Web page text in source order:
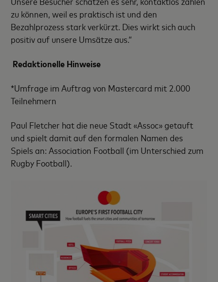
zu können, weil es praktisch ist und den
Bezahlprozess stark verkürzt. Dies wirkt sich auch
positiv auf unsere Umsätze aus.“
Redaktionelle Hinweise
*Umfrage im Auftrag von Mastercard mit 2.000
Teilnehmern
Paul Fletcher hat die neue Stadt «Assoc» getauft
und spielt damit auf den formalen Namen des
Spiels an: Association Football (im Unterschied zum
Rugby Football).